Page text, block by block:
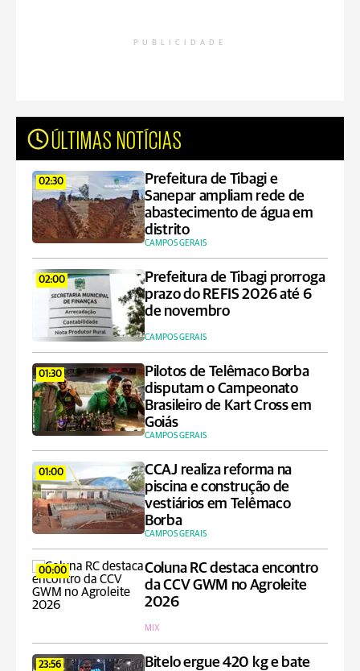
PUBLICIDADE
ÚLTIMAS NOTÍCIAS
02:30
Prefeitura de Tibagi e
Sanepar ampliam rede de
abastecimento de água em
distrito
CAMPOS GERAIS
02:00
Prefeitura de Tibagi prorroga
prazo do REFIS 2026 até 6
de novembro
CAMPOS GERAIS
01:30
Pilotos de Telêmaco Borba
disputam o Campeonato
Brasileiro de Kart Cross em
Goiás
CAMPOS GERAIS
01:00
CCAJ realiza reforma na
piscina e construção de
vestiários em Telêmaco
Borba
CAMPOS GERAIS
00:00
Coluna RC destaca encontro
da CCV GWM no Agroleite
2026
MIX
23:56
Bitelo ergue 420 kg e bate